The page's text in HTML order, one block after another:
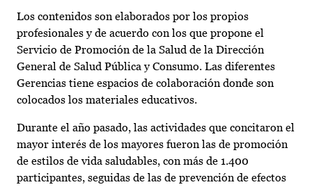
Los contenidos son elaborados por los propios
profesionales y de acuerdo con los que propone el
Servicio de Promoción de la Salud de la Dirección
General de Salud Pública y Consumo. Las diferentes
Gerencias tiene espacios de colaboración donde son
colocados los materiales educativos.
Durante el año pasado, las actividades que concitaron el
mayor interés de los mayores fueron las de promoción
de estilos de vida saludables, con más de 1.400
participantes, seguidas de las de prevención de efectos